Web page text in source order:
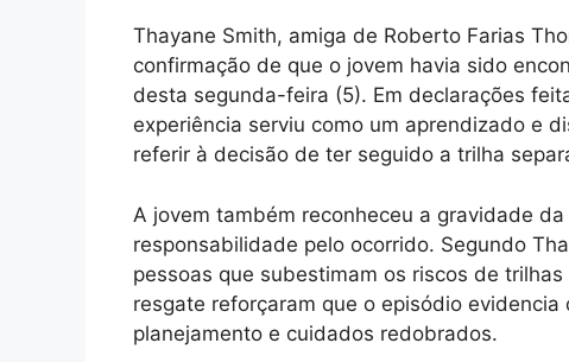
Thayane Smith, amiga de Roberto Farias
confirmação de que o jovem havia sido
desta segunda-feira (5). Em declarações
experiência serviu como um aprendizado e
referir à decisão de ter seguido a trilha
A jovem também reconheceu a gravidade
responsabilidade pelo ocorrido. Segundo
pessoas que subestimam os riscos de
resgate reforçaram que o episódio
planejamento e cuidados redobrados.